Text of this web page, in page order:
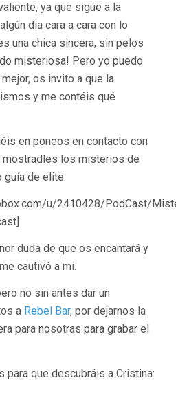
ya que sigue a la
día cara a cara con lo
una chica sincera, sin pelos
misteriosa! Pero yo puedo
os invito a que la
y me contéis qué
en poneos en contacto con
mostradles los misterios de
guía de elite.
u/2410428/PodCast/
duda de que os encantará y
cautivó a mi.
no sin antes dar un
a Rebel Bar, por dejarnos la
para nosotras para grabar el
para que descubráis a Cristina: